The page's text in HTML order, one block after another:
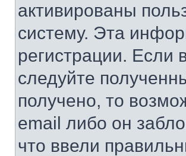
активированы
систему. Эта
регистрации.
следуйте
получено, то
email либо он
что ввели